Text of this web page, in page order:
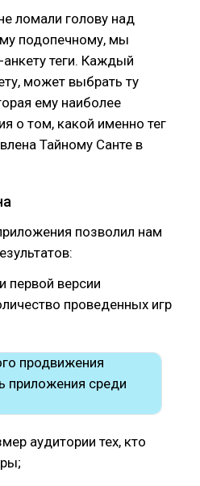
ломали голову над
подопечному, мы
теги. Каждый
может выбрать ту
ему наиболее
о том, какой именно тег
Тайному Санте в
позволил нам
первой версии
проведенных игр
аудитории тех, кто